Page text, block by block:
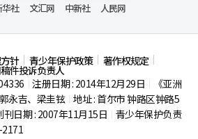
华社 文汇网 中新社 人民网
针 青少年保护政策 著作权规定
件投诉负责人
注册日期 : 2014年12月29日
《亚洲
永吉、梁圭铉 地址 : 首尔市钟路区钟路5
刊日期 : 2007年11月15日
青少年保护负责